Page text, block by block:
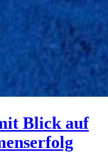
Blick auf